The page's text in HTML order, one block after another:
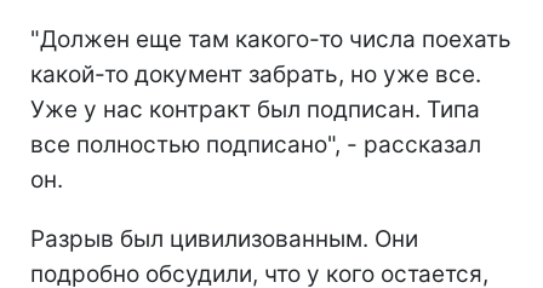
"Должен еще там какого-то числа поехать
какой-то документ забрать, но уже все.
Уже у нас контракт был подписан. Типа
все полностью подписано", - рассказал
он.
Разрыв был цивилизованным. Они
подробно обсудили, что у кого остается,